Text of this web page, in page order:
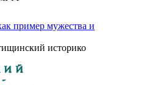
пример мужества и
историко